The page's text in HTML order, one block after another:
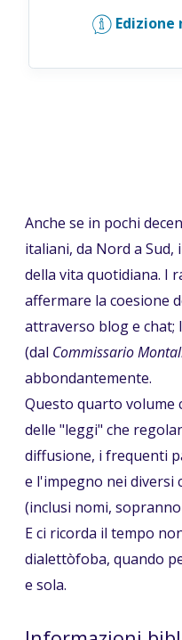
Edizione
Anche se in pochi
italiani, da Nord a
della vita quotidiana. I
affermare la coesione
attraverso blog e chat;
(dal Commissario
abbondantemente.
Questo quarto volume
delle "leggi" che
diffusione, i frequenti
e l'impegno nei diversi
(inclusi nomi,
E ci ricorda il tempo
dialettòfoba, quando
e sola.